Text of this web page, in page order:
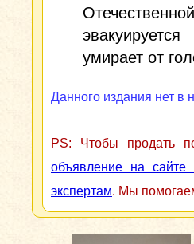
умирает от
Данного издания нет в
PS: Чтобы продать
объявление на сайте
экспертам. Мы